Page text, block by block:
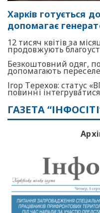
Харків готується
допомагає
12 тисяч квітів за
продовжують
Безкоштовний одяг,
допомагають
Ігор Терехов: статус
повинні інтегруватися
ГАЗЕТА